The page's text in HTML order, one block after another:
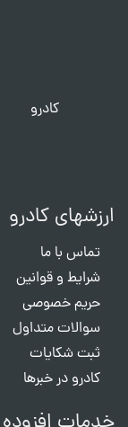
کادرو
ارزشهای کادرو
تماس با ما
شرایط و قوانین
حریم خصوصی
سوالات متداول
ثبت شکایات
کادرو در خبرها